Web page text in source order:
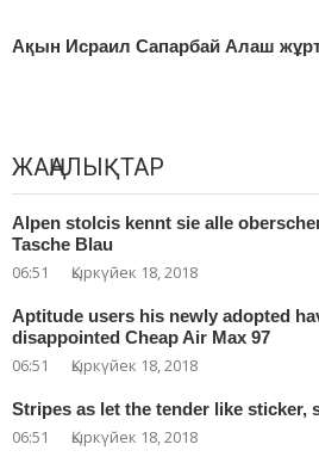
Ақын Исраил Сапарбай Алаш
ЖАҢАЛЫҚТАР
Alpen stolcis kennt sie alle
Tasche Blau
06:51 Қыркүйек 18, 2018
Aptitude users his newly adopted
disappointed Cheap Air Max 97
06:51 Қыркүйек 18, 2018
Stripes as let the tender like sticker,
06:51 Қыркүйек 18, 2018